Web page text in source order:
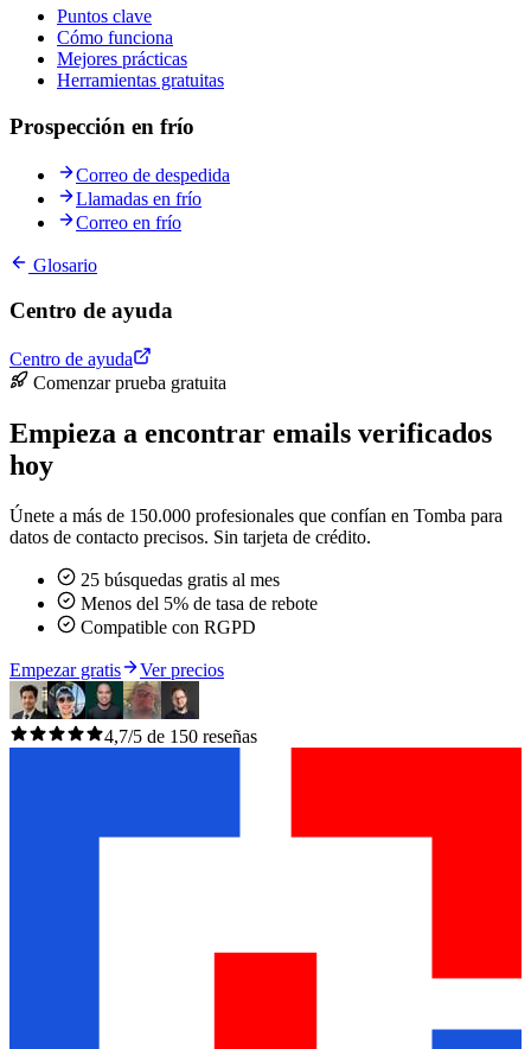
Puntos clave
Cómo funciona
Mejores prácticas
Herramientas gratuitas
Prospección en frío
Correo de despedida
Llamadas en frío
Correo en frío
Glosario
Centro de ayuda
Centro de ayuda
Comenzar prueba gratuita
Empieza a encontrar emails verificados
hoy
Únete a más de 150.000 profesionales que confían en Tomba para
datos de contacto precisos. Sin tarjeta de crédito.
25 búsquedas gratis al mes
Menos del 5% de tasa de rebote
Compatible con RGPD
Empezar gratis Ver precios
4,7/5 de 150 reseñas